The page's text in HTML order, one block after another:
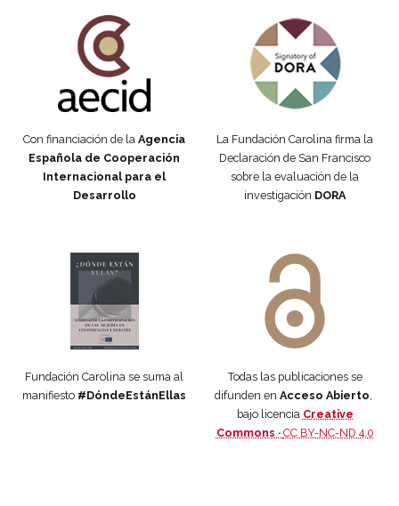
Con financiación de la Agencia
Española de Cooperación
Internacional para el
Desarrollo
La Fundación Carolina firma la
Declaración de San Francisco
sobre la evaluación de la
investigación DORA
Fundación Carolina se suma al
manifiesto #DóndeEstánEllas
Todas las publicaciones se
difunden en Acceso Abierto,
bajo licencia Creative
Commons · CC BY-NC-ND 4.0